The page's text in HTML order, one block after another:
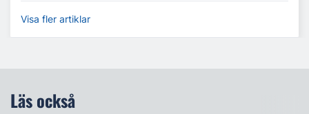
Visa fler artiklar
Läs också